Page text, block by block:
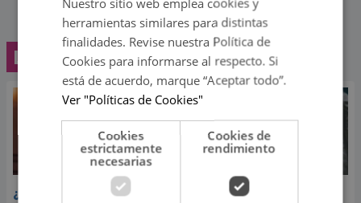
Lo último
¿Greeicy espera a su
Laura Pausini reveló cuál
herramientas similares para distintas
finalidades. Revise nuestra Política de
Cookies para informarse al respecto. Si
está de acuerdo, marque “Aceptar todo”.
Ver "Políticas de Cookies"
Cookies
estrictamente
necesarias
Cookies de
rendimiento